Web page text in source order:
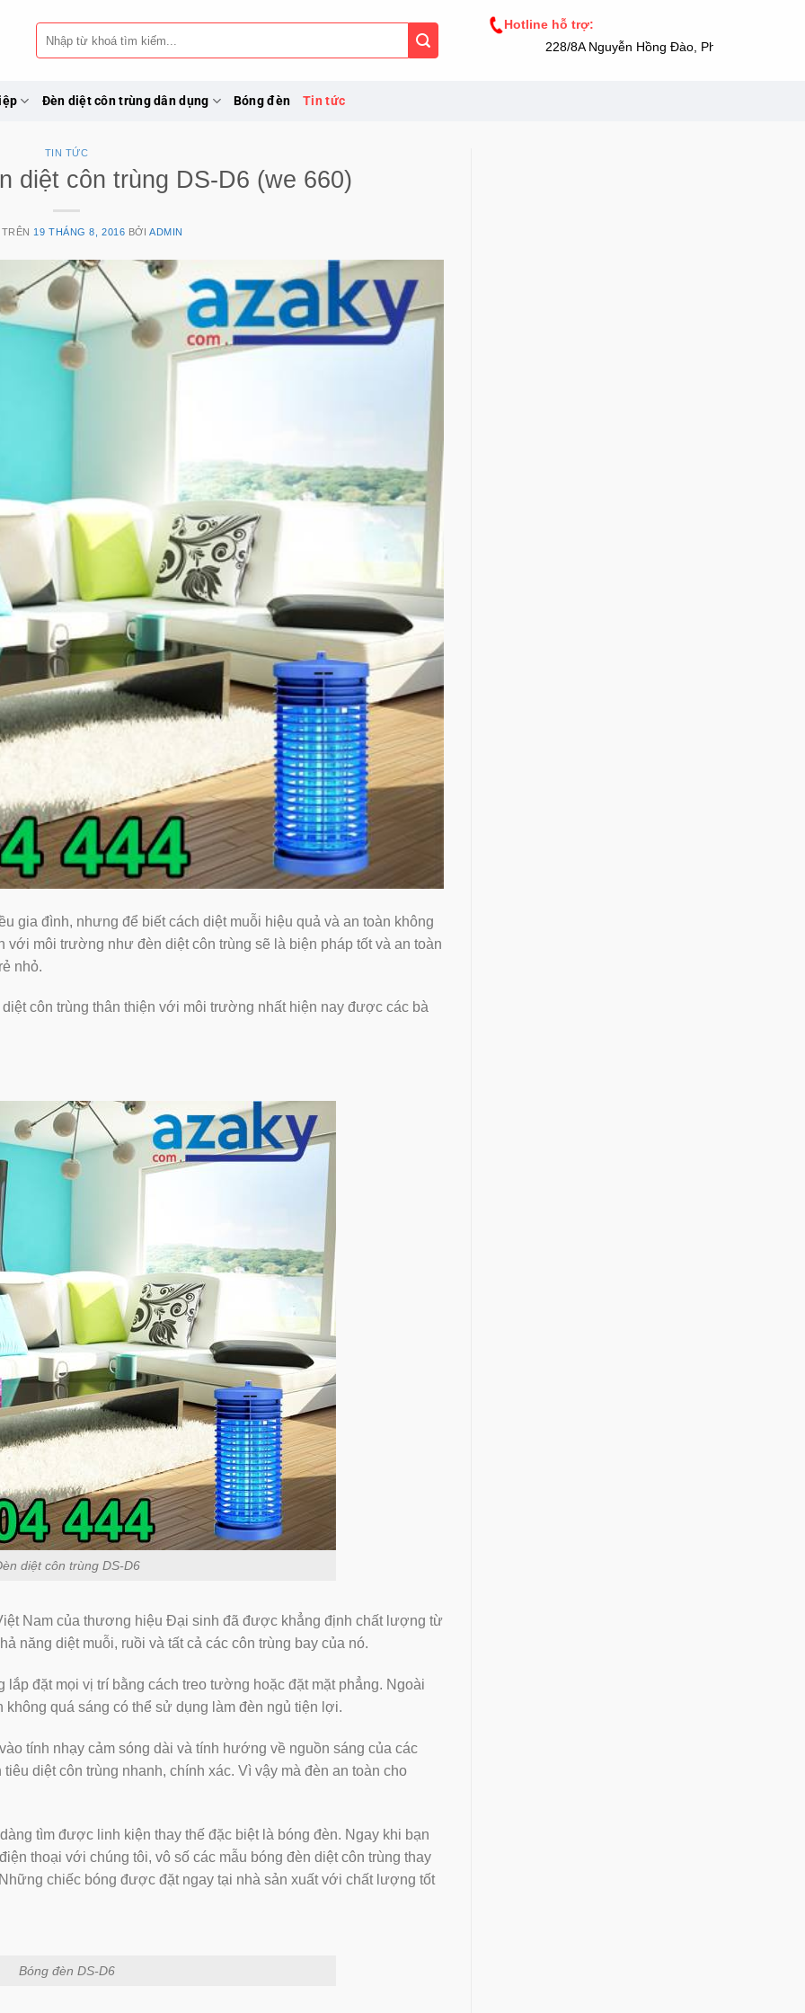
Tìm
kiếm:
Hotline hỗ trợ:
228/8A Nguyễn Hồng Đào, Phường 14, Tân
Đèn diệt côn trùng dân dụng Bóng đèn Tin tức
TIN TỨC
diệt côn trùng DS-D6 (we 660)
19 THÁNG 8, 2016 BỞIADMIN
gia đình, nhưng để biết cách diệt muỗi hiệu quả và an toàn không
môi trường như đèn diệt côn trùng sẽ là biện pháp tốt và an toàn
nhỏ.
côn trùng thân thiện với môi trường nhất hiện nay được các bà
diệt côn trùng DS-D6
Nam của thương hiệu Đại sinh đã được khẳng định chất lượng từ
năng diệt muỗi, ruồi và tất cả các côn trùng bay của nó.
đặt mọi vị trí bằng cách treo tường hoặc đặt mặt phẳng. Ngoài
quá sáng có thể sử dụng làm đèn ngủ tiện lợi.
tính nhạy cảm sóng dài và tính hướng về nguồn sáng của các
diệt côn trùng nhanh, chính xác. Vì vậy mà đèn an toàn cho
tìm được linh kiện thay thế đặc biệt là bóng đèn. Ngay khi bạn
thoại với chúng tôi, vô số các mẫu bóng đèn diệt côn trùng thay
chiếc bóng được đặt ngay tại nhà sản xuất với chất lượng tốt
Bóng đèn DS-D6